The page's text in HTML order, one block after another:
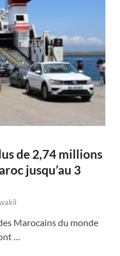
de 2,74 millions
jusqu’au 3
Marocains du monde
…